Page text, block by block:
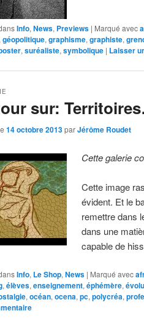
Info, News, Previews | Marqué avec
géopolitique, graphisme, graphiste,
, suréaliste, symbolique | Laisser
sur:
14 octobre 2013parJérôme Roudet
Cette galerie
Cette image
évident. Et le
remettre dans
dans une
capable de
Info, Le Shop, News | Marqué avec
, élèves, enseignement, éphémère,
, océan, ocena, pc, polycréa,